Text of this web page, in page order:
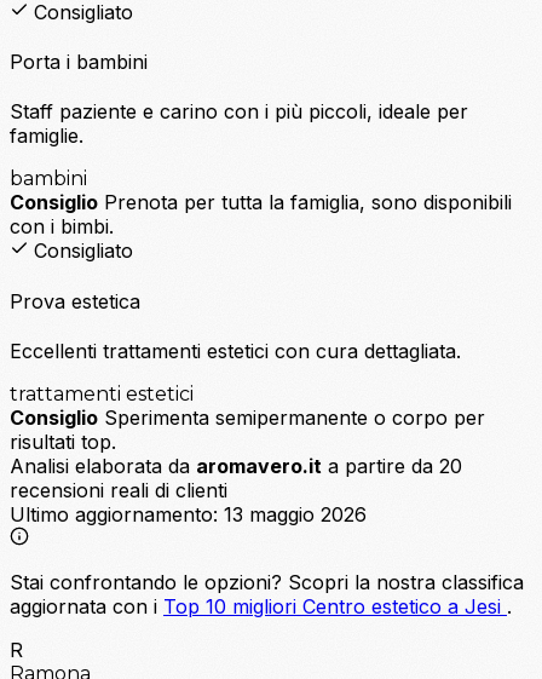
Consigliato
Porta i bambini
Staff paziente e carino con i più piccoli, ideale per
famiglie.
bambini
Consiglio Prenota per tutta la famiglia, sono disponibili
con i bimbi.
Consigliato
Prova estetica
Eccellenti trattamenti estetici con cura dettagliata.
trattamenti estetici
Consiglio Sperimenta semipermanente o corpo per
risultati top.
Analisi elaborata da aromavero.it a partire da 20
recensioni reali di clienti
Ultimo aggiornamento: 13 maggio 2026
Stai confrontando le opzioni? Scopri la nostra classifica
aggiornata con i Top 10 migliori Centro estetico a Jesi .
R
Ramona